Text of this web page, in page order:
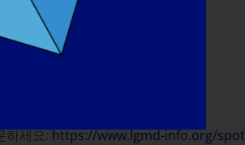
에 참여하는 것입니다.
하세요:https://www.lgmd-info.org/